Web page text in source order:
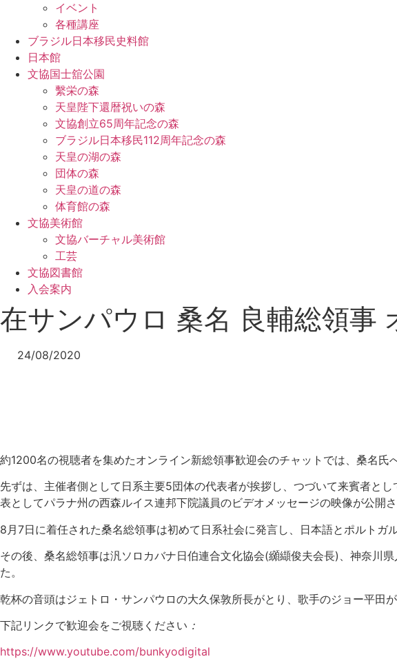
イベント
各種講座
ブラジル日本移民史料館
日本館
文協国士舘公園
繫栄の森
天皇陛下還暦祝いの森
文協創立65周年記念の森
ブラジル日本移民112周年記念の森
天皇の湖の森
団体の森
天皇の道の森
体育館の森
文協美術館
文協バーチャル美術館
工芸
文協図書館
入会案内
在サンパウロ 桑名 良輔総領事
24/08/2020
約1200名の視聴者を集めたオンライン新総領事歓迎会のチャットでは、桑名氏
先ずは、主催者側として日系主要5団体の代表者が挨拶し、つづいて来賓者と
表としてパラナ州の西森ルイス連邦下院議員のビデオメッセージの映像が公開さ
8月7日に着任された桑名総領事は初めて日系社会に発言し、日本語とポルトガ
その後、桑名総領事は汎ソロカバナ日伯連合文化協会(纐纈俊夫会長)、神奈川
た。
乾杯の音頭はジェトロ・サンパウロの大久保敦所長がとり、歌手のジョー平田
下記リンクで歓迎会をご視聴ください ：
https://www.youtube.com/bunkyodigital